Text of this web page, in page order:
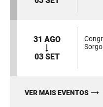
31 AGO
03 SET
VER MAIS EVENTOS